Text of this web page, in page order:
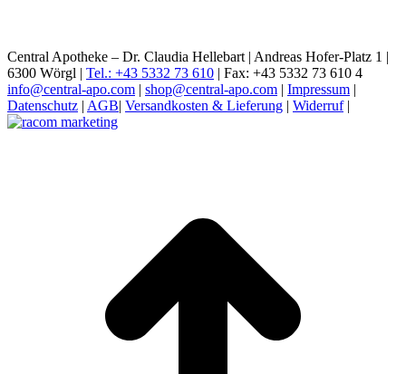
Central Apotheke – Dr. Claudia Hellebart | Andreas Hofer-Platz 1 |
6300 Wörgl | Tel.: +43 5332 73 610 | Fax: +43 5332 73 610 4
info@central-apo.com | shop@central-apo.com | Impressum |
Datenschutz | AGB| Versandkosten & Lieferung | Widerruf|